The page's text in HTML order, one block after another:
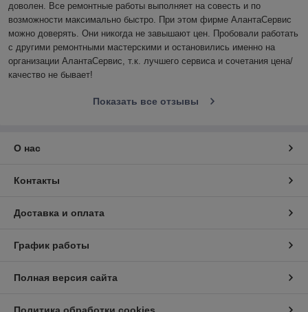
доволен. Все ремонтные работы выполняет на совесть и по
возможности максимально быстро. При этом фирме АлантаСервис
можно доверять. Они никогда не завышают цен. Пробовали работать
с другими ремонтными мастерскими и остановились именно на
организации АлантаСервис, т.к. лучшего сервиса и сочетания цена/
качество не бывает!
Показать все отзывы
О нас
Контакты
Доставка и оплата
График работы
Полная версия сайта